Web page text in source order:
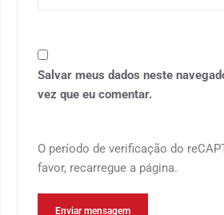
Salvar meus dados neste
vez que eu comentar.
O período de verificação do
favor, recarregue a página.